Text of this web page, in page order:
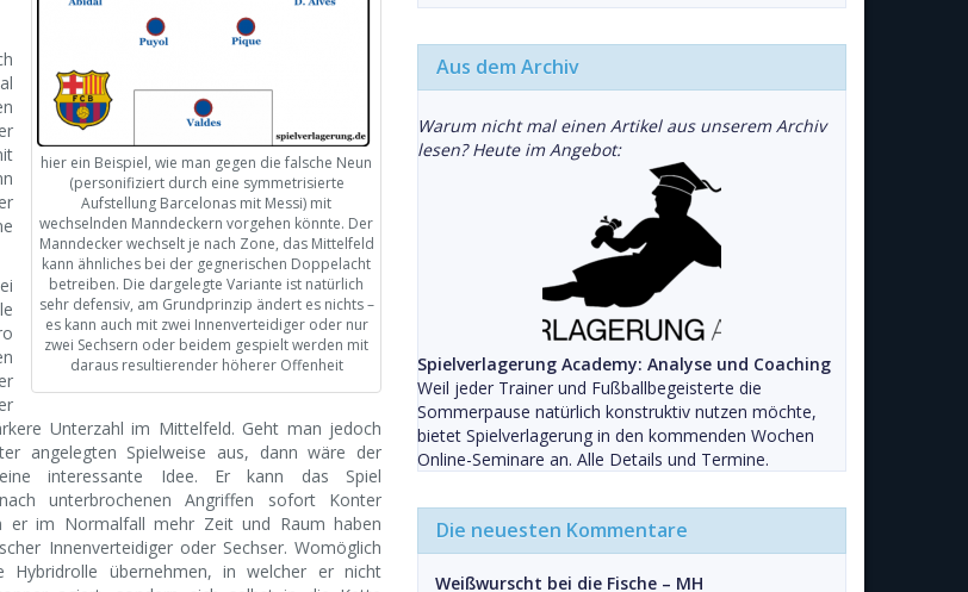
hier ein Beispiel, wie man gegen die falsche Neun
(personifiziert durch eine symmetrisierte
Aufstellung Barcelonas mit Messi) mit
wechselnden Manndeckern vorgehen könnte. Der
Manndecker wechselt je nach Zone, das Mittelfeld
kann ähnliches bei der gegnerischen Doppelacht
betreiben. Die dargelegte Variante ist natürlich
sehr defensiv, am Grundprinzip ändert es nichts –
es kann auch mit zwei Innenverteidiger oder nur
zwei Sechsern oder beidem gespielt werden mit
daraus resultierender höherer Offenheit
Unterzahl im Mittelfeld. Geht man jedoch
angelegten Spielweise aus, dann wäre der
interessante Idee. Er kann das Spiel
unterbrochenen Angriffen sofort Konter
er im Normalfall mehr Zeit und Raum haben
Innenverteidiger oder Sechser. Womöglich
übernehmen, in welcher er nicht
Aus dem Archiv
Warum nicht mal einen Artikel aus unserem Archiv
lesen? Heute im Angebot:
Spielverlagerung Academy: Analyse und Coaching
Weil jeder Trainer und Fußballbegeisterte die
Sommerpause natürlich konstruktiv nutzen möchte,
bietet Spielverlagerung in den kommenden Wochen
Online-Seminare an. Alle Details und Termine.
Die neuesten Kommentare
Weißwurscht bei die Fische – MH